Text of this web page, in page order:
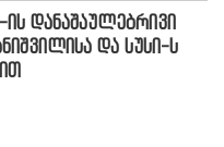
დანაშაულებრივი
და სუსი-ს